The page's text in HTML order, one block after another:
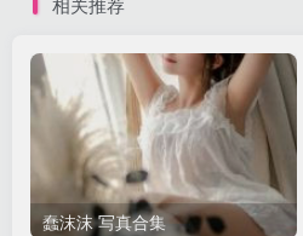
蠢沫沫 写真合集